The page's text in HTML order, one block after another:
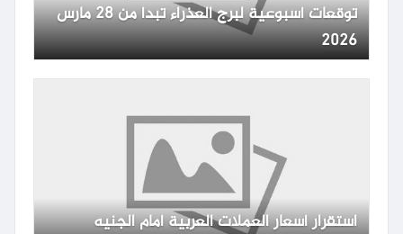
توقعات أسبوعية لبرج العذراء تبدأ من 28 مارس
2026
استقرار أسعار العملات العربية أمام الجنيه